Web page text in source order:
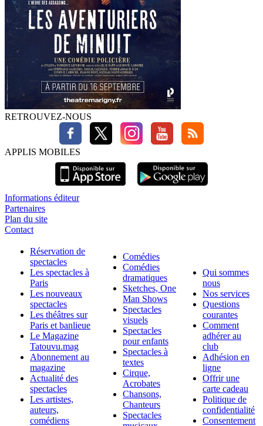
RETROUVEZ-NOUS
APPLIS MOBILES
Informations éditeur
Partenaires
Plan du site
Contact
Réservation de
spectacles
Les spectacles à
Paris
Les nouveaux
spectacles
Les théâtres sur
Paris et banlieue
Le Magazine
Tatouvu.mag
Abonnement au
magazine
Actualité des
spectacles
Les artistes,
auteurs,
comédiens
Comédies
Comédies
dramatiques
Sketches, One
Man Shows
Spectacles
visuels
Spectacles
pour enfants
Spectacles à
textes
Cirque,
Acrobates
Chansons,
Chanteurs
Spectacles
Qui sommes
nous
Nos services
Questions
courantes
Comment
adhérer au
club
Adhésion en
ligne
Offrir une
carte cadeau
Politique de
confidentialité
Consentement